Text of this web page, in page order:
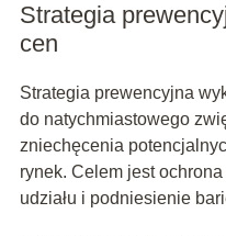
Strategia
cen
Strategia prewencyjna
do natychmiastowego
zniechęcenia
rynek. Celem jest
udziału i podniesienie